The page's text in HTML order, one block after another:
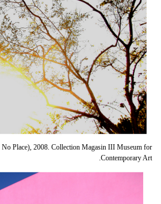
Place), 2008. Collection Magasin III Museum for
Contemporary Art.